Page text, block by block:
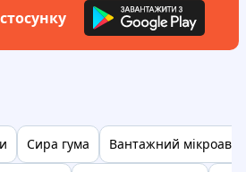
Сира гума Вантажний